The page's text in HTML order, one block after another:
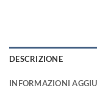
DESCRIZIONE
INFORMAZIONI